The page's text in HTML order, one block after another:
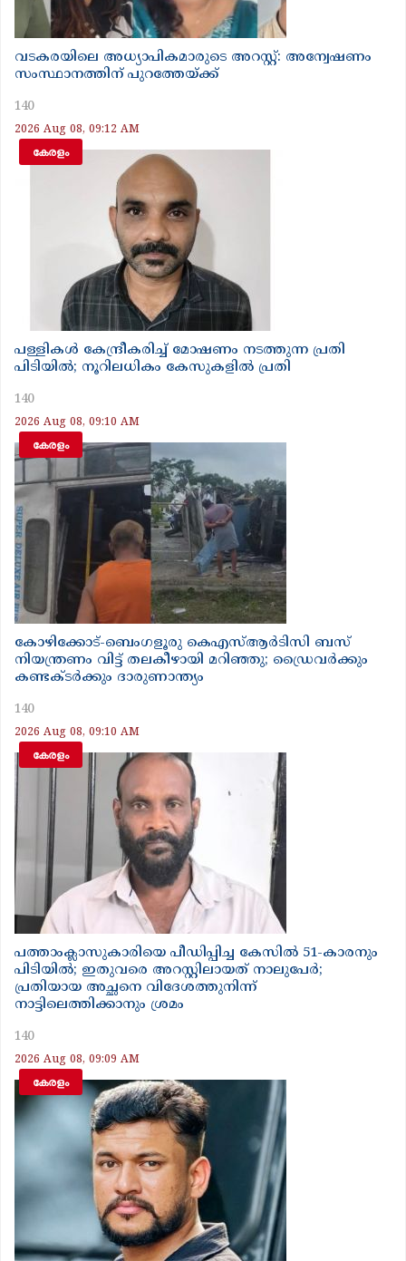
വടകരയിലെ അധ്യാപികമാരുടെ അറസ്റ്റ്: അന്വേഷണം
സംസ്ഥാനത്തിന് പുറത്തേയ്ക്ക്
140
2026 Aug 08, 09:12 AM
കേരളം
പള്ളികൾ കേന്ദ്രീകരിച്ച് മോഷണം നടത്തുന്ന പ്രതി
പിടിയിൽ; നൂറിലധികം കേസുകളിൽ പ്രതി
140
2026 Aug 08, 09:10 AM
കേരളം
കോഴിക്കോട്-ബെംഗളൂരു കെഎസ്ആർടിസി ബസ്
നിയന്ത്രണം വിട്ട് തലകീഴായി മറിഞ്ഞു; ഡ്രെെവർക്കും
കണ്ടക്ടർക്കും ദാരുണാന്ത്യം
140
2026 Aug 08, 09:10 AM
കേരളം
പത്താംക്ലാസുകാരിയെ പീഡിപ്പിച്ച കേസിൽ 51-കാരനും
പിടിയിൽ; ഇതുവരെ അറസ്റ്റിലായത് നാലുപേർ;
പ്രതിയായ അച്ഛനെ വിദേശത്തുനിന്ന്
നാട്ടിലെത്തിക്കാനും ശ്രമം
140
2026 Aug 08, 09:09 AM
കേരളം